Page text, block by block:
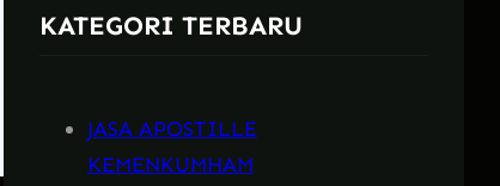
h
KATEGORI TERBARU
JASA APOSTILLE
KEMENKUMHAM